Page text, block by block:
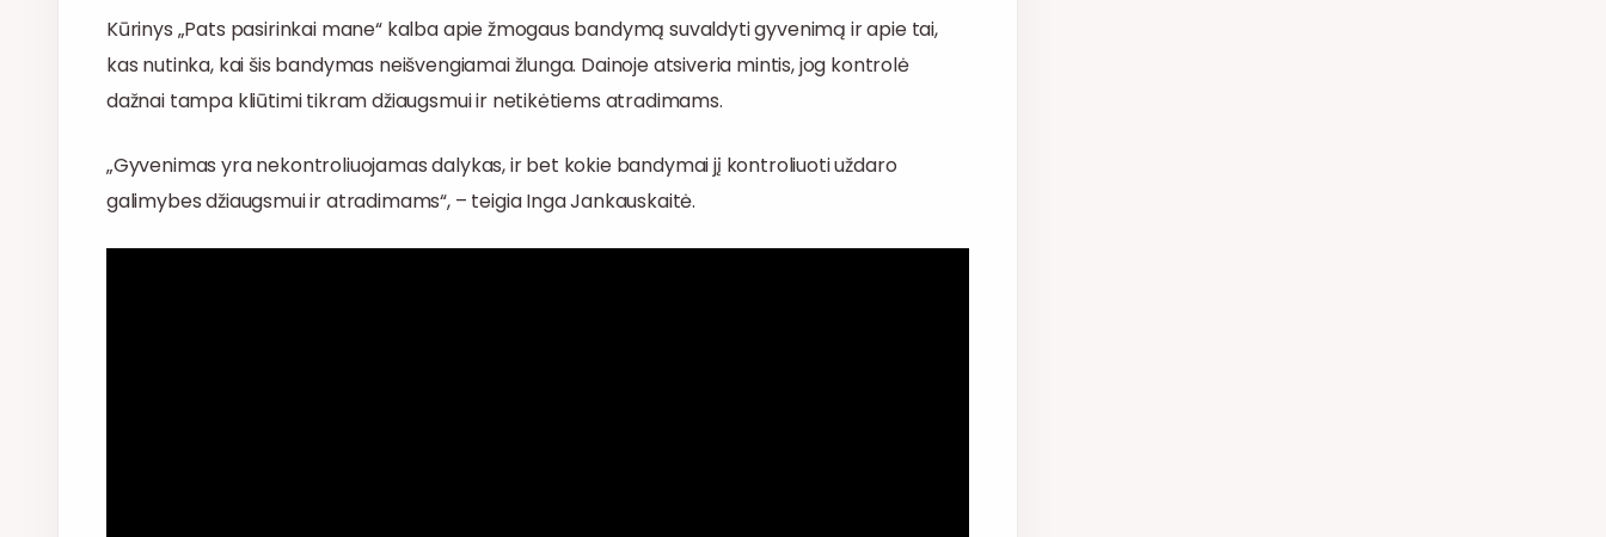
Kūrinys „Pats pasirinkai mane“ kalba apie žmogaus bandymą suvaldyti gyvenimą ir apie tai,
kas nutinka, kai šis bandymas neišvengiamai žlunga. Dainoje atsiveria mintis, jog kontrolė
dažnai tampa kliūtimi tikram džiaugsmui ir netikėtiems atradimams.
„Gyvenimas yra nekontroliuojamas dalykas, ir bet kokie bandymai jį kontroliuoti uždaro
galimybes džiaugsmui ir atradimams“, – teigia Inga Jankauskaitė.